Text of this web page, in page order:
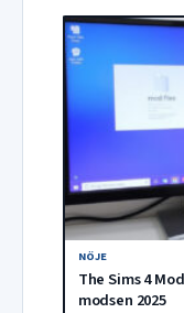
NÖJE
The Sims 4
modsen 2025